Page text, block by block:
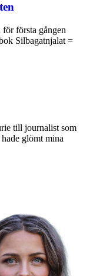
första gången
Silbagatnjalat =
till journalist som
glömt mina